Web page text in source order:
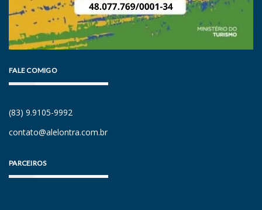
FALE COMIGO
(83) 9.9105-9992
contato@alelontra.com.br
PARCEIROS